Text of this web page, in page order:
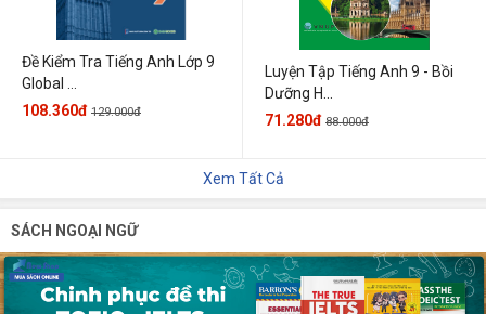
Đề Kiểm Tra Tiếng Anh Lớp 9
Global ...
108.360đ 129.000đ
Luyện Tập Tiếng Anh 9 - Bồi
Dưỡng H...
71.280đ 88.000đ
Xem Tất Cả
SÁCH NGOẠI NGỮ